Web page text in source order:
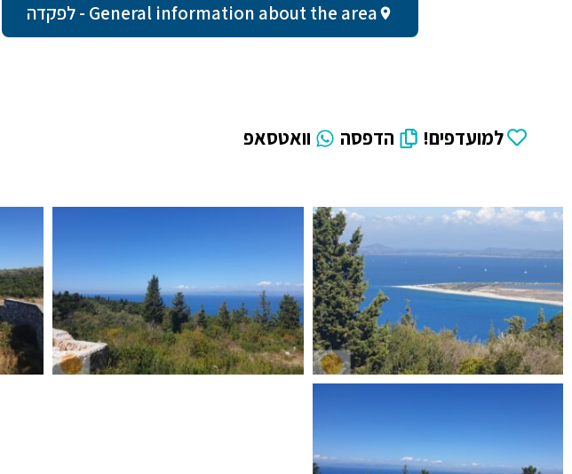
General information about the area - לפקדה
למועדפים! הדפסה וואטסאפ